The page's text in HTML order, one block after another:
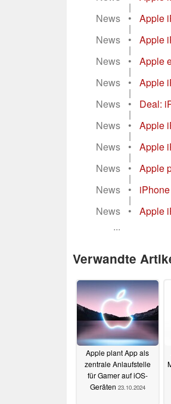
|
News
• Apple
|
News
• Apple
|
News
• Apple
|
News
• Apple
|
News
• Deal:
|
News
• Apple
|
News
• Apple
|
News
• Apple
|
News
•
|
News
•
Apple
...
Verwandte
Apple plant App als
zentrale Anlaufstelle
für Gamer auf iOS-
Geräten 23.10.2024